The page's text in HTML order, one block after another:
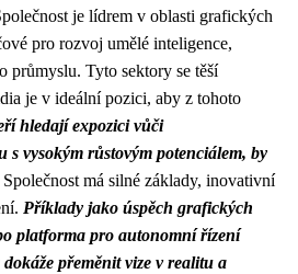
je lídrem v oblasti grafických
pro rozvoj umělé inteligence,
průmyslu. Tyto sektory se těší
je v ideální pozici, aby z tohoto
hledají expozici vůči
s vysokým růstovým potenciálem, by
Společnost má silné základy, inovativní
Příklady jako úspěch grafických
platforma pro autonomní řízení
přeměnit vize v realitu a